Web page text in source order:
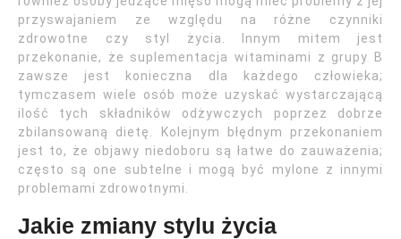
przyswajaniem ze względu na różne czynniki
zdrowotne czy styl życia. Innym mitem jest
przekonanie, że suplementacja witaminami z grupy B
zawsze jest konieczna dla każdego człowieka;
tymczasem wiele osób może uzyskać wystarczającą
ilość tych składników odżywczych poprzez dobrze
zbilansowaną dietę. Kolejnym błędnym przekonaniem
jest to, że objawy niedoboru są łatwe do zauważenia;
często są one subtelne i mogą być mylone z innymi
problemami zdrowotnymi.
Jakie zmiany stylu życia